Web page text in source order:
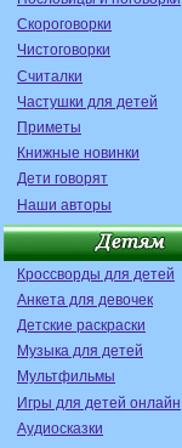
Скороговорки
Чистоговорки
Считалки
Частушки для детей
Приметы
Книжные новинки
Дети говорят
Наши авторы
Кроссворды для детей
Анкета для девочек
Детские раскраски
Музыка для детей
Мультфильмы
Игры для детей онлайн
Аудиосказки